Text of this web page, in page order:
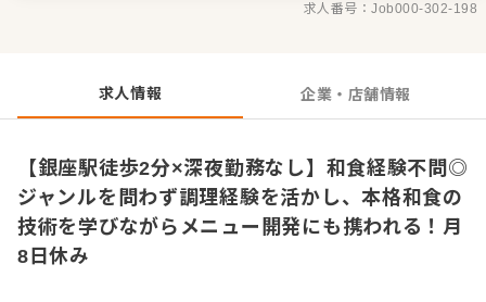
自然と人が集まっています。 ◆ アイディアを歓迎する風土
求人番号：Job000-302-198
求人情報 企業・店舗情報
【銀座駅徒歩2分×深夜勤務なし】和食経験不問◎
ジャンルを問わず調理経験を活かし、本格和食の
技術を学びながらメニュー開発にも携われる！月
8日休み